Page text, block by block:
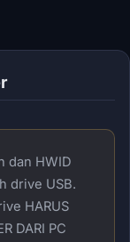
dan HWID
drive USB.
HARUS
DARI PC